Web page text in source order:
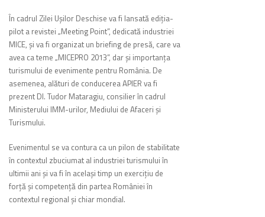
În cadrul Zilei Uşilor Deschise va fi lansată ediţia-
pilot a revistei „Meeting Point”, dedicată industriei
MICE, şi va fi organizat un briefing de presă, care va
avea ca teme „MICEPRO 2013”, dar şi importanţa
turismului de evenimente pentru România. De
asemenea, alături de conducerea APIER va fi
prezent Dl. Tudor Mataragiu, consilier în cadrul
Ministerului IMM-urilor, Mediului de Afaceri şi
Turismului.
Evenimentul se va contura ca un pilon de stabilitate
în contextul zbuciumat al industriei turismului în
ultimii ani şi va fi în acelaşi timp un exerciţiu de
forţă şi competenţă din partea României în
contextul regional şi chiar mondial.